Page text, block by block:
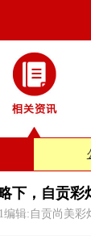
下，自贡彩
编辑:自贡尚美彩